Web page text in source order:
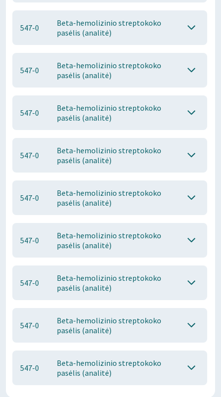
547-0
Beta-hemolizinio streptokoko
pasėlis (analitė)
547-0
Beta-hemolizinio streptokoko
pasėlis (analitė)
547-0
Beta-hemolizinio streptokoko
pasėlis (analitė)
547-0
Beta-hemolizinio streptokoko
pasėlis (analitė)
547-0
Beta-hemolizinio streptokoko
pasėlis (analitė)
547-0
Beta-hemolizinio streptokoko
pasėlis (analitė)
547-0
Beta-hemolizinio streptokoko
pasėlis (analitė)
547-0
Beta-hemolizinio streptokoko
pasėlis (analitė)
547-0
Beta-hemolizinio streptokoko
pasėlis (analitė)